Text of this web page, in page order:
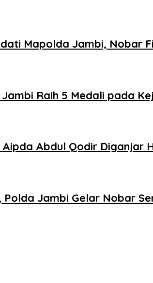
Mapolda Jambi, Nobar
Raih 5 Medali pada
Abdul Qodir
Jambi Gelar Nobar